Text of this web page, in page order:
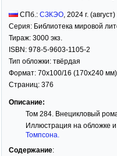
СПб.: СЗКЭО 2024 г. (август)
Серия: Библиотека мировой
Тираж: 3000 экз.
ISBN: 978-5-9603-1105-2
Тип обложки: твёрдая
Формат: 70x100/16 (170x240 мм)
Страниц: 376
Описание:
Том 284. Внецикловый
Иллюстрация на обложке
Томпсона
Содержание: